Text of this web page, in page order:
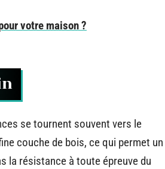
votre maison ?
se tournent souvent vers le
couche de bois, ce qui permet un
la résistance à toute épreuve du